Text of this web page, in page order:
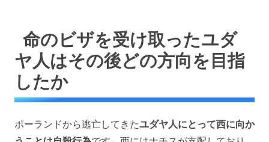
命のビザを受け取ったユダ
ヤ人はその後どの方向を目指
したか
ポーランドから逃亡してきたユダヤ人にとって西に向か